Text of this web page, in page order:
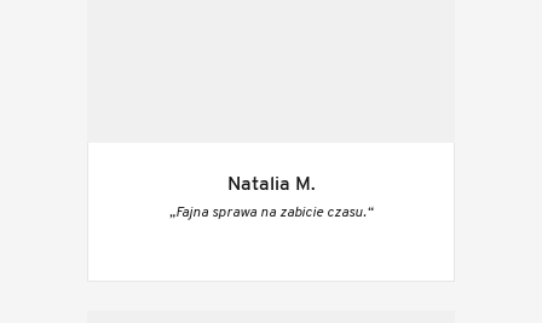
Natalia M.
„Fajna sprawa na zabicie czasu.“